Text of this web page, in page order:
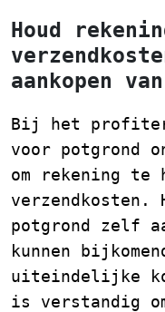
Houd
aankopen
Bij het
voor potgrond
om rekening te
verzendkosten.
potgrond zelf
kunnen
uiteindelijke
is verstandig